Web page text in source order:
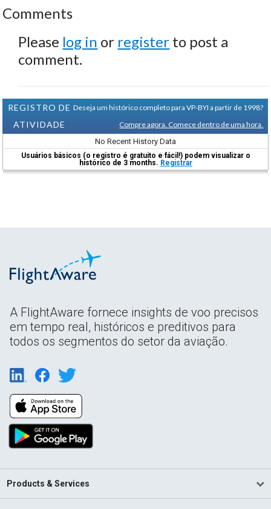
Comments
Please log in or register to post a
comment.
REGISTRO DE
ATIVIDADE
Deseja um histórico completo para VP-BYI a partir de 1998?
Compre agora. Comece dentro de uma hora.
No Recent History Data
Usuários básicos (o registro é gratuito e fácil!) podem visualizar o
histórico de 3 months. Registrar
A FlightAware fornece insights de voo precisos
em tempo real, históricos e preditivos para
todos os segmentos do setor da aviação.
Products & Services